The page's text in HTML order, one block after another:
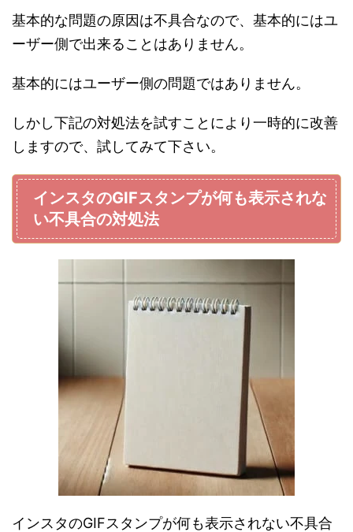
基本的な問題の原因は不具合なので、基本的にはユ
ーザー側で出来ることはありません。
基本的にはユーザー側の問題ではありません。
しかし下記の対処法を試すことにより一時的に改善
しますので、試してみて下さい。
インスタのGIFスタンプが何も表示されな
い不具合の対処法
インスタのGIFスタンプが何も表示されない不具合